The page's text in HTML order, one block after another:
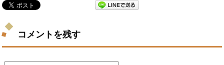
コメントを残す